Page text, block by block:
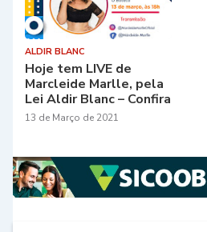
ALDIR BLANC
Hoje tem LIVE de
Marcleide Marlle, pela
Lei Aldir Blanc – Confira
13 de Março de 2021